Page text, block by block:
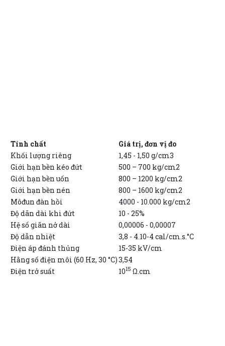
Tính chất
Giá trị, đơn vị đo
Khối lượng riêng
1,45 - 1,50 g/cm3
Giới hạn bền kéo đứt
500 – 700 kg/cm2
Giới hạn bền uốn
800 – 1200 kg/cm2
Giới hạn bền nén
800 – 1600 kg/cm2
Môđun đàn hồi
4000 - 10.000 kg/cm2
Độ dãn dài khi đứt
10 - 25%
Hệ số giãn nở dài
0,00006 - 0,00007
Độ dẫn nhiệt
3,8 - 4.10-4 cal/cm.s.°C
Điện áp đánh thủng
15-35 kV/cm
Hằng số điện môi (60 Hz, 30 °C)3,54
Điện trở suất
1015 Ω.cm